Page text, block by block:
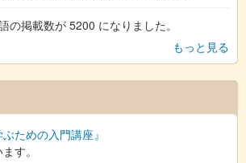
の掲載数が 5200 になりました。
もっと見る
ための入門講座』
す。